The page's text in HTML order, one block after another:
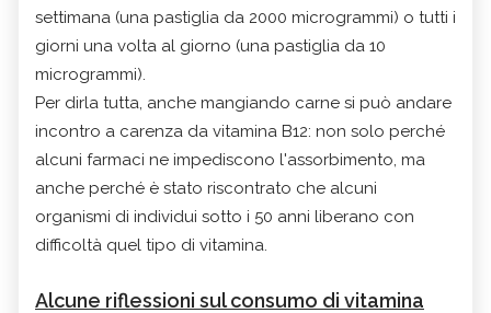
settimana (una pastiglia da 2000 microgrammi) o tutti i
giorni una volta al giorno (una pastiglia da 10
microgrammi).
Per dirla tutta, anche mangiando carne si può andare
incontro a carenza da vitamina B12: non solo perché
alcuni farmaci ne impediscono l'assorbimento, ma
anche perché è stato riscontrato che alcuni
organismi di individui sotto i 50 anni liberano con
difficoltà quel tipo di vitamina.
Alcune riflessioni sul consumo di vitamina